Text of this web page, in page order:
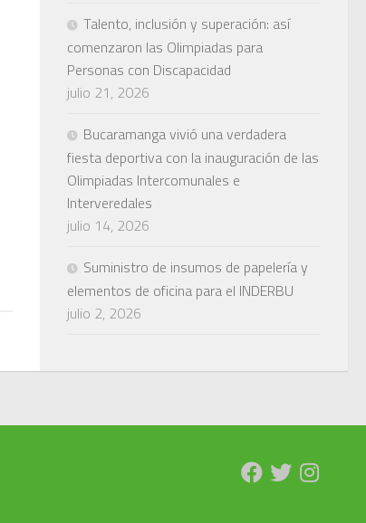
Talento, inclusión y superación: así
comenzaron las Olimpiadas para
Personas con Discapacidad
julio 21, 2026
Bucaramanga vivió una verdadera
fiesta deportiva con la inauguración de las
Olimpiadas Intercomunales e
Interveredales
julio 14, 2026
Suministro de insumos de papelería y
elementos de oficina para el INDERBU
julio 2, 2026